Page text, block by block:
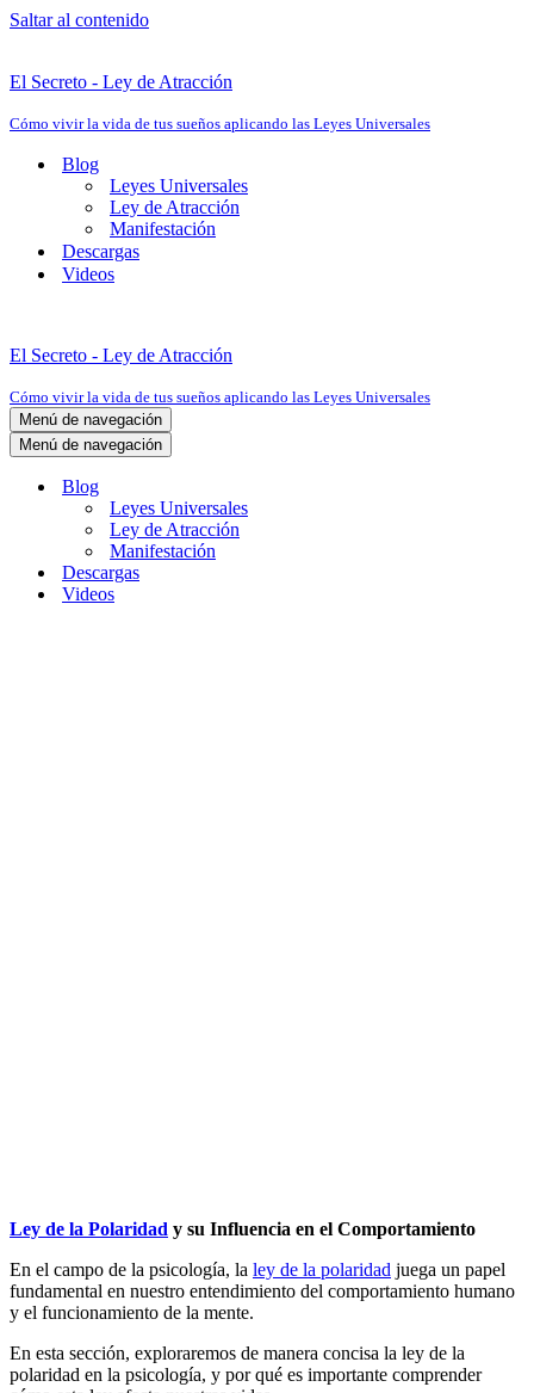
Saltar al contenido
El Secreto - Ley de Atracción
Cómo vivir la vida de tus sueños aplicando las Leyes Universales
Blog
Leyes Universales
Ley de Atracción
Manifestación
Descargas
Videos
El Secreto - Ley de Atracción
Cómo vivir la vida de tus sueños aplicando las Leyes Universales
Menú de navegación
Menú de navegación
Blog
Leyes Universales
Ley de Atracción
Manifestación
Descargas
Videos
Ley de la Polaridad y su Influencia en el Comportamiento
En el campo de la psicología, la ley de la polaridad juega un papel
fundamental en nuestro entendimiento del comportamiento humano
y el funcionamiento de la mente.
En esta sección, exploraremos de manera concisa la ley de la
polaridad en la psicología, y por qué es importante comprender